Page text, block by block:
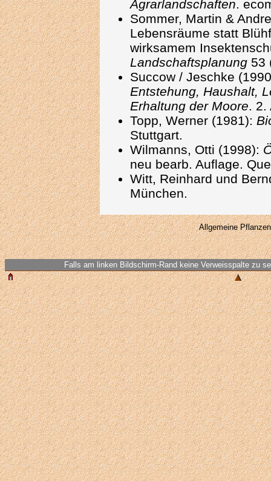
Agrarlandschaften.
Sommer, Martin &
Lebensräume statt
wirksamem
Landschaftsplanung 53
Succow / Jeschke
Entstehung, Haushalt,
Erhaltung der Moore. 2.
Topp, Werner (1981):
Stuttgart.
Wilmanns, Otti (1998):
neu bearb. Auflage.
Witt, Reinhard und
München.
Allgemeine
Falls am linken Bildschirm-Rand keine Verweisspalte zu